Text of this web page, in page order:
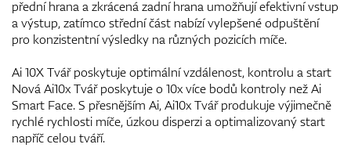
přední hrana a zkrácená zadní hrana umožňují efektivní vstup
a výstup, zatímco střední část nabízí vylepšené odpuštění
pro konzistentní výsledky na různých pozicích míče.
Ai 10X Tvář poskytuje optimální vzdálenost, kontrolu a start
Nová Ai10x Tvář poskytuje o 10x více bodů kontroly než Ai
Smart Face. S přesnějším Ai, Ai10x Tvář produkuje výjimečně
rychlé rychlosti míče, úzkou disperzi a optimalizovaný start
napříč celou tváří.